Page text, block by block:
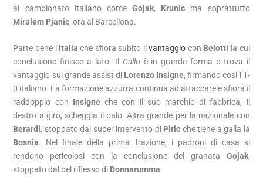
al campionato italiano comeGojak, Krunic ma soprattutto
Miralem Pjanic, ora al Barcellona.
Parte bene l’Italia che sfiora subito ilvantaggio con Belotti la cui
conclusione finisce a lato. Il Gallo è in grande forma e trova il
vantaggio sul grande assist di Lorenzo Insigne, firmando cosi l’1-
0 italiano. La formazione azzurra continua ad attaccare e sfiora il
raddoppio con Insigneche con il suo marchio di fabbrica, il
destro a giro, scheggia il palo. Altra grande per la nazionale con
Berardi, stoppato dal super intervento di Piric che tiene a galla la
Bosnia. Nel finale della prima frazione, i padroni di casa si
rendono pericolosi con la conclusione del granata Gojak,
stoppato dal bel riflesso di Donnarumma.